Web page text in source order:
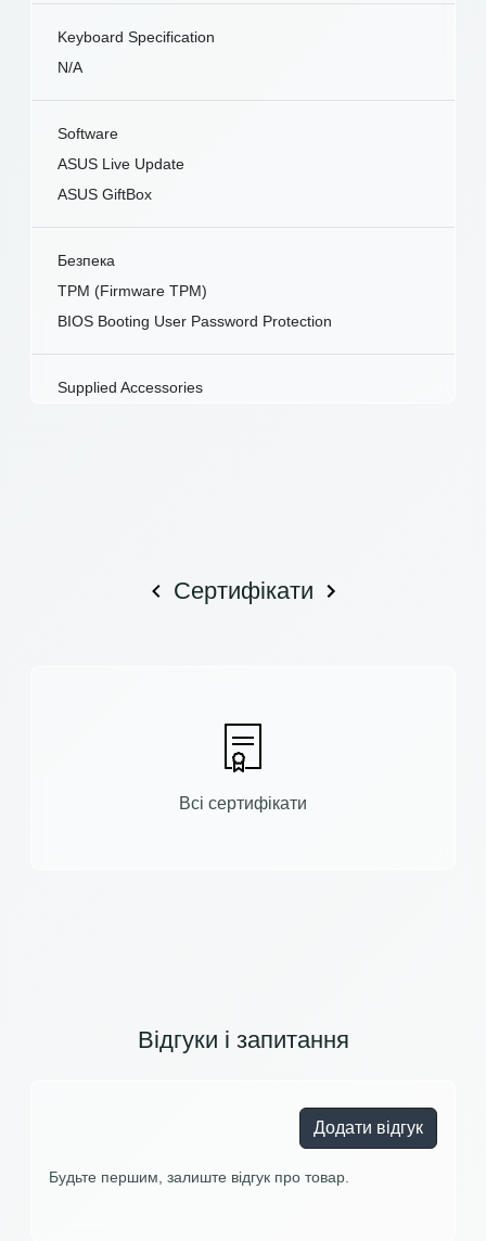
Keyboard Specification
N/A
Software
ASUS Live Update
ASUS GiftBox
Безпека
TPM (Firmware TPM)
BIOS Booting User Password Protection
Supplied Accessories
Сертифікати
Всі сертифікати
Відгуки і запитання
Додати відгук
Будьте першим, залиште відгук про товар.